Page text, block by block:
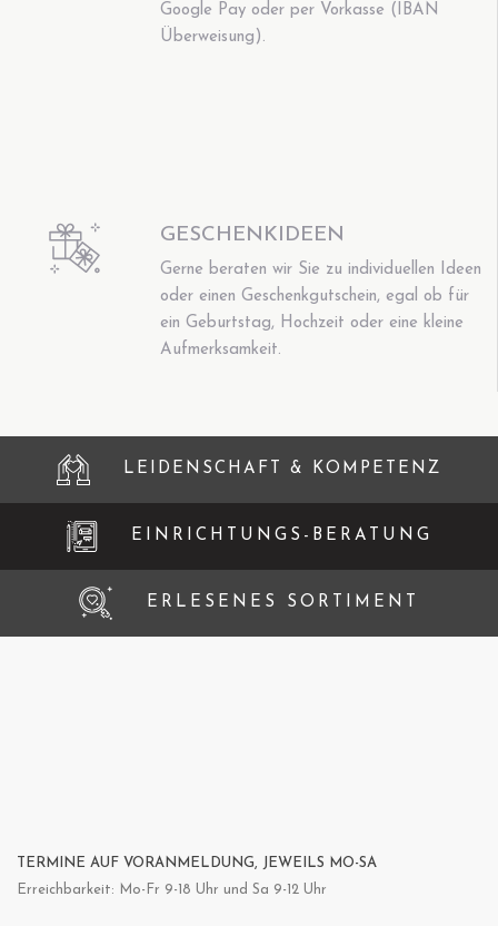
Google Pay oder per Vorkasse (IBAN
Überweisung).
GESCHENKIDEEN
Gerne beraten wir Sie zu individuellen Ideen
oder einen Geschenkgutschein, egal ob für
ein Geburtstag, Hochzeit oder eine kleine
Aufmerksamkeit.
LEIDENSCHAFT & KOMPETENZ
EINRICHTUNGS-BERATUNG
ERLESENES SORTIMENT
TERMINE AUF VORANMELDUNG, JEWEILS MO-SA
Erreichbarkeit: Mo-Fr 9-18 Uhr und Sa 9-12 Uhr